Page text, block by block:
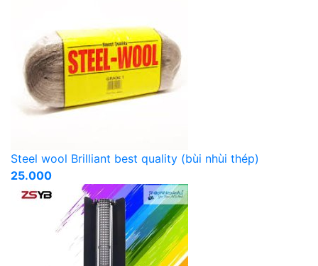
Steel wool Brilliant best quality (bùi nhùi thép)
25.000